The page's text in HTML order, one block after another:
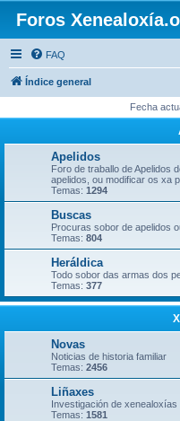
Foros
FAQ
Índice general
Fecha
Apelidos
Foro de traballo de Apelidos
apelidos, ou modificar os xa
Temas: 1294
Buscas
Procuras sobor de apelidos
Temas: 804
Heráldica
Todo sobor das armas dos
Temas: 377
Novas
Noticias de historia familiar
Temas: 2456
Liñaxes
Investigación de xenealoxías
Temas: 1581